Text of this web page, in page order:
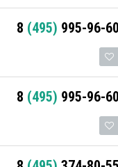
8 (495) 995-96-60
8 (495) 995-96-60